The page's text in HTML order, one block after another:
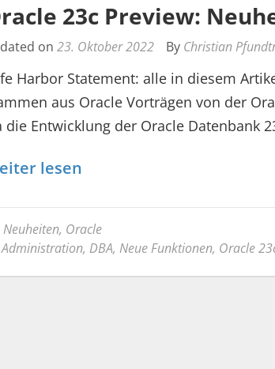
23c Preview:
on 23. Oktober 2022 By Christian
Harbor Statement: alle in diesem
aus Oracle Vorträgen von der
die Entwicklung der Oracle Datenbank
lesen
Neuheiten, Oracle
Administration, DBA, Neue Funktionen, Oracle